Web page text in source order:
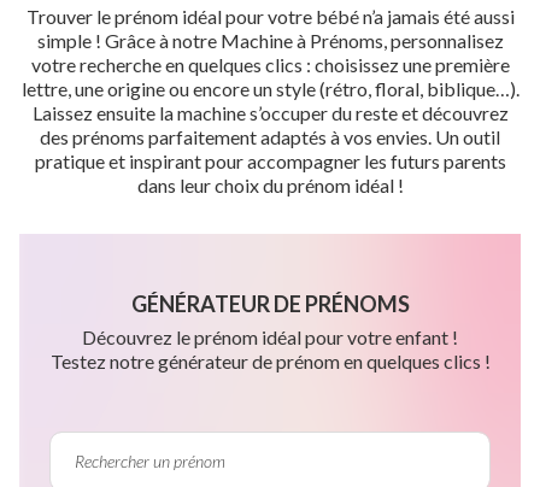
Trouver le prénom idéal pour votre bébé n’a jamais été aussi
simple ! Grâce à notre Machine à Prénoms, personnalisez
votre recherche en quelques clics : choisissez une première
lettre, une origine ou encore un style (rétro, floral, biblique…).
Laissez ensuite la machine s’occuper du reste et découvrez
des prénoms parfaitement adaptés à vos envies. Un outil
pratique et inspirant pour accompagner les futurs parents
dans leur choix du prénom idéal !
GÉNÉRATEUR DE PRÉNOMS
Découvrez le prénom idéal pour votre enfant !
Testez notre générateur de prénom en quelques clics !